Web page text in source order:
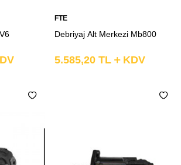
FTE
Debriyaj Alt Merkezi Mb800
5.585,20 TL KDV